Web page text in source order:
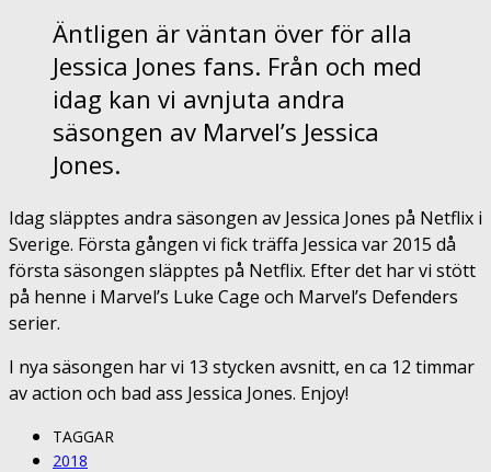
Äntligen är väntan över för alla
Jessica Jones fans. Från och med
idag kan vi avnjuta andra
säsongen av Marvel’s Jessica
Jones.
Idag släpptes andra säsongen av Jessica Jones på Netflix i
Sverige. Första gången vi fick träffa Jessica var 2015 då
första säsongen släpptes på Netflix. Efter det har vi stött
på henne i Marvel’s Luke Cage och Marvel’s Defenders
serier.
I nya säsongen har vi 13 stycken avsnitt, en ca 12 timmar
av action och bad ass Jessica Jones. Enjoy!
TAGGAR
2018